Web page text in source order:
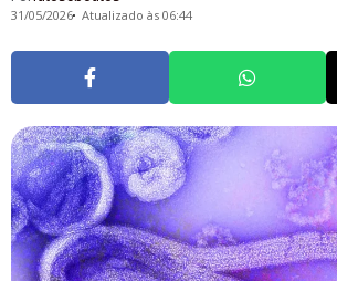
31/05/2026 Atualizado às 06:44